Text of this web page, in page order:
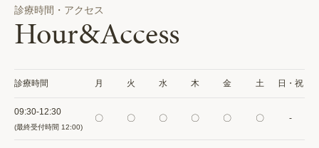
診療時間・アクセス
Hour&Access
診療時間 月 火 水 木 金 土 日・祝
09:30-12:30
(最終受付時間 12:00)
〇 〇 〇 〇 〇 〇 -